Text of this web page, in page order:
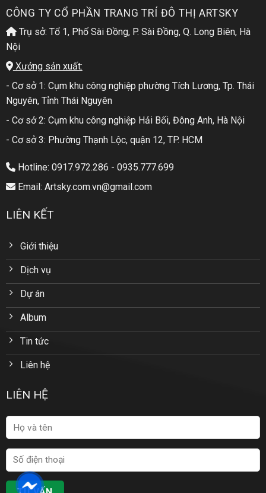
CÔNG TY CỔ PHẦN TRANG TRÍ ĐÔ THỊ ARTSKY
Trụ sở: Tổ 1, Phố Sài Đồng, P. Sài Đồng, Q. Long Biên, Hà
Nội
Xưởng sản xuất:
- Cơ sở 1: Cụm khu công nghiệp phường Tích Lương, Tp. Thái
Nguyên, Tỉnh Thái Nguyên
- Cơ sở 2: Cụm khu công nghiệp Hải Bối, Đông Anh, Hà Nội
- Cơ sở 3: Phường Thạnh Lộc, quận 12, TP. HCM
Hotline: 0917.972.286 - 0935.777.699
Email: Artsky.com.vn@gmail.com
LIÊN KẾT
Giới thiệu
Dịch vụ
Dự án
Album
Tin tức
Liên hệ
LIÊN HỆ